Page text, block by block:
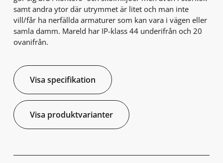
samt andra ytor där utrymmet är litet och man inte
vill/får ha nerfällda armaturer som kan vara i vägen eller
samla damm. Mareld har IP-klass 44 underifrån och 20
ovanifrån.
Visa specifikation
Visa produktvarianter